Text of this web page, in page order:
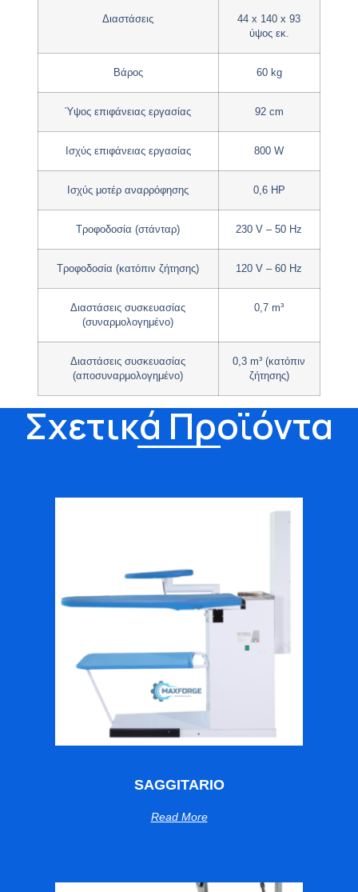
Διαστάσεις
44 x 140 x 93
ύψος εκ.
Βάρος 60 kg
Ύψος επιφάνειας εργασίας 92 cm
Ισχύς επιφάνειας εργασίας 800 W
Ισχύς μοτέρ αναρρόφησης 0,6 HP
Τροφοδοσία (στάνταρ) 230 V – 50 Hz
Τροφοδοσία (κατόπιν ζήτησης) 120 V – 60 Hz
Διαστάσεις συσκευασίας
(συναρμολογημένο)
0,7 m³
Διαστάσεις συσκευασίας
(αποσυναρμολογημένο)
0,3 m³ (κατόπιν
ζήτησης)
Σχετικά Προϊόντα
SAGGITARIO
Read More